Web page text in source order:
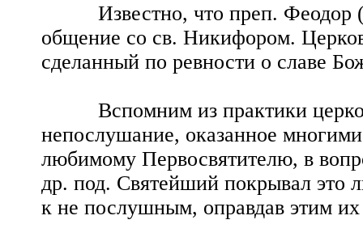
Известно, что преп. Феодор
общение со св. Никифором.
сделанный по ревности о славе
Вспомним из практики
непослушание, оказанное
любимому Первосвятителю, в
др. под. Святейший покрывал это
к не послушным, оправдав этим